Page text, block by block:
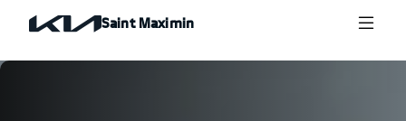
Saint Maximin